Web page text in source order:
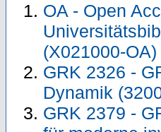
OA - Open
(X021000-
GRK 2326 -
Dynamik
GRK 2379 -